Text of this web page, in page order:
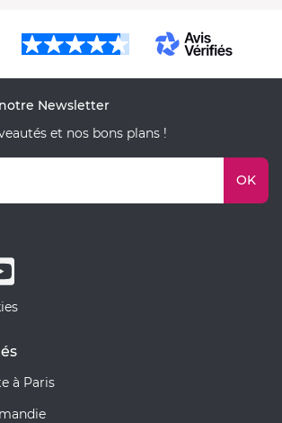
Newsletter
et nos bons plans !
OK
à Paris